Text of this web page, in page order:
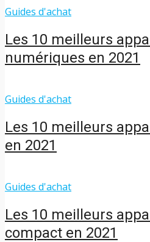
Guides d'achat
Les 10 meilleurs
numériques en 2021
Guides d'achat
Les 10 meilleurs
en 2021
Guides d'achat
Les 10 meilleurs
compact en 2021